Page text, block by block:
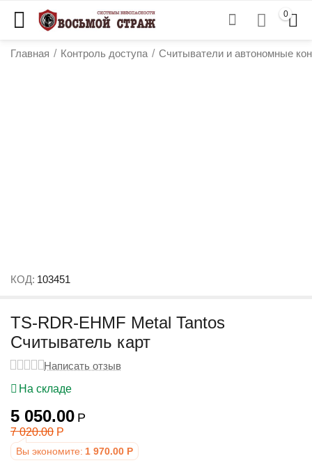
0
Главная / Контроль доступа / Считыватели и автономные
КОД: 103451
TS-RDR-EHMF Metal Tantos
Считыватель карт
Написать отзыв
На складе
5 050.00 Р
7 020.00 Р
Вы экономите: 1 970.00 Р